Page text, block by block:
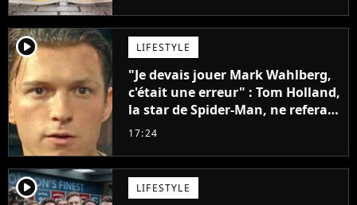
player2 LIFESTYLE
"Je devais jouer Mark Wahlberg,
c'était une erreur" : Tom Holland,
la star de Spider-Man, ne referait
pas ce blockbuster
17:24
player2 LIFESTYLE